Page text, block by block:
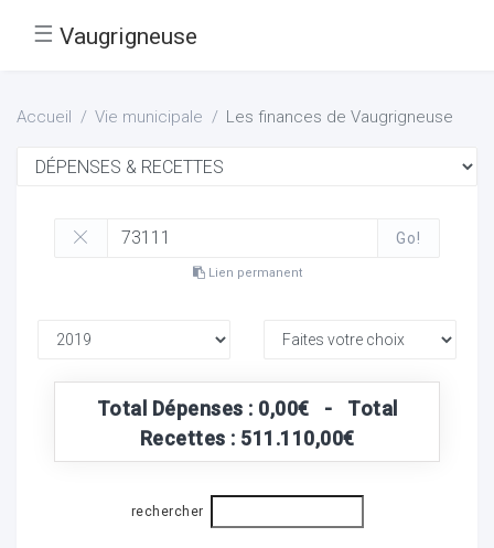
☰ Vaugrigneuse
Accueil Vie municipale Les finances de Vaugrigneuse
Go!
Lien permanent
Total Dépenses : 0,00€ - Total
Recettes : 511.110,00€
rechercher